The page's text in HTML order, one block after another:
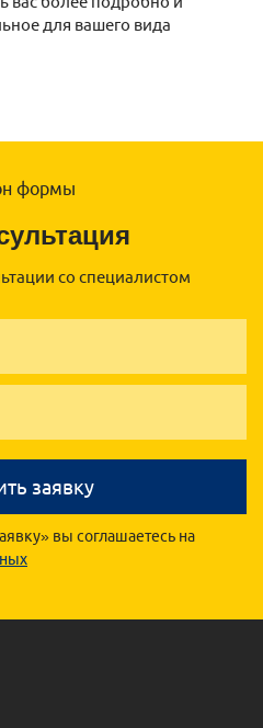
для вашего вида
со специалистом
заявку
вы соглашаетесь на